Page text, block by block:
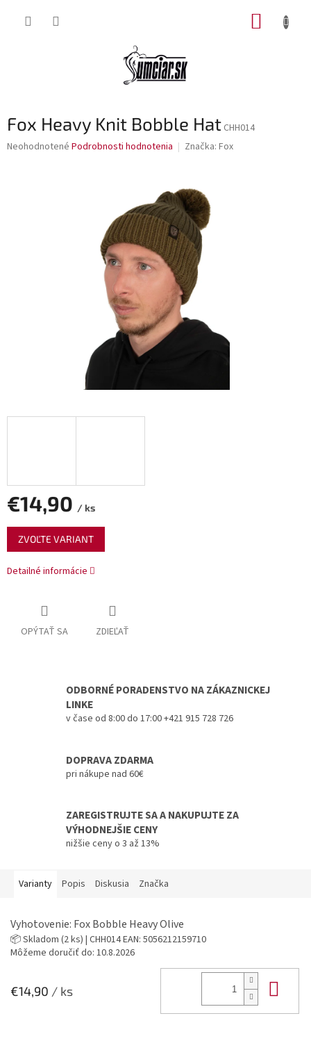
Fox Heavy Knit Bobble Hat CHH014
Priemerné
Neohodnotené Podrobnosti hodnotenia Značka: Fox
€14,90 / ks
Jednotková
cena:
ZVOĽTE VARIANT
Detailné informácie
OPÝTAŤ SA ZDIEĽAŤ
ODBORNÉ PORADENSTVO NA ZÁKAZNICKEJ
LINKE
v čase od 8:00 do 17:00 +421 915 728 726
DOPRAVA ZDARMA
pri nákupe nad 60€
ZAREGISTRUJTE SA A NAKUPUJTE ZA
VÝHODNEJŠIE CENY
nižšie ceny o 3 až 13%
Varianty Popis Diskusia Značka
Vyhotovenie: Fox Bobble Heavy Olive
📦 Skladom (2 ks) | CHH014EAN: 5056212159710
Môžeme doručiť do: 10.8.2026
€14,90 / ks